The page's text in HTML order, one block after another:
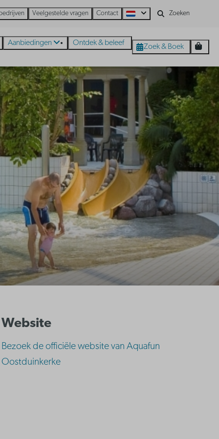
Veelgestelde vragen Contact
Aanbiedingen Ontdek & beleef Zoek & Boek
Website
Bezoek de officiële website van Aquafun
Oostduinkerke